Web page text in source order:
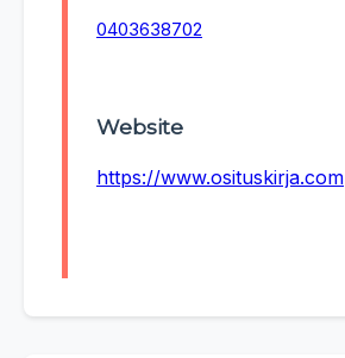
0403638702
Website
https://www.osituskirja.com